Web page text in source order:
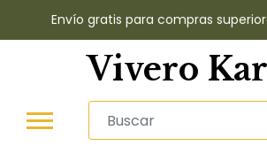
Envío gratis para compras
Vivero